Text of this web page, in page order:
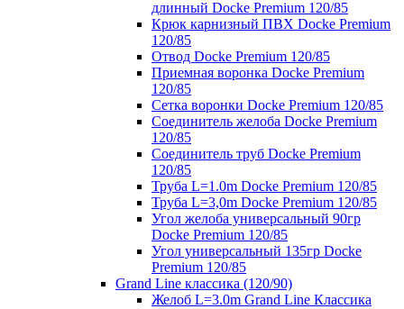
длинный Docke Premium 120/85
Крюк карнизный ПВХ Docke Premium
120/85
Отвод Docke Premium 120/85
Приемная воронка Docke Premium
120/85
Сетка воронки Docke Premium 120/85
Соединитель желоба Docke Premium
120/85
Соединитель труб Docke Premium
120/85
Труба L=1.0m Docke Premium 120/85
Труба L=3,0m Docke Premium 120/85
Угол желоба универсальный 90гр
Docke Premium 120/85
Угол универсальный 135гр Docke
Premium 120/85
Grand Line классика (120/90)
Желоб L=3.0m Grand Line Классика